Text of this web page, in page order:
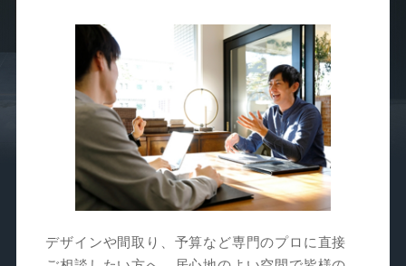
デザインや間取り、予算など専門のプロに直接